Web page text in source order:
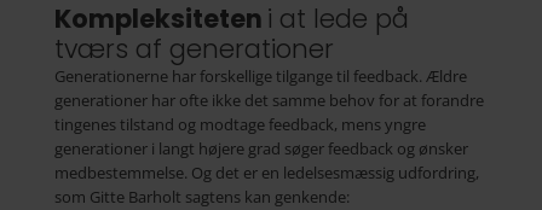
Kompleksiteten i at lede på
tværs af generationer
Generationerne har forskellige tilgange til feedback. Ældre
generationer har ofte ikke det samme behov for at forandre
tingenes tilstand og modtage feedback, mens yngre
generationer i langt højere grad søger feedback og ønsker
medbestemmelse. Og det er en ledelsesmæssig udfordring,
som Gitte Barholt sagtens kan genkende: